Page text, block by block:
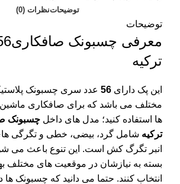
توضیحاتنظرات (0)
توضیحات
ترکیه
این پک دارای 56 عدد سری چسبونک
مختلف می باشد که برای صافکاری ماشین
ها استفاده کنید؛ مدل های داخل
ترکیه شامل گرد، بیضی، خطی و تگرگی
انبر تگرگ کش است. این تنوع باعث می
بسته به نیازشان در موقعیت های مختلف
انتخاب کنند. حتما می دانید که چسبونک ها